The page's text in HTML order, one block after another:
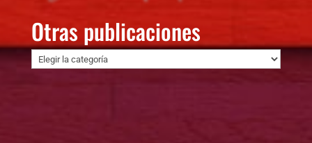
Otras publicaciones
Otras
publicaciones